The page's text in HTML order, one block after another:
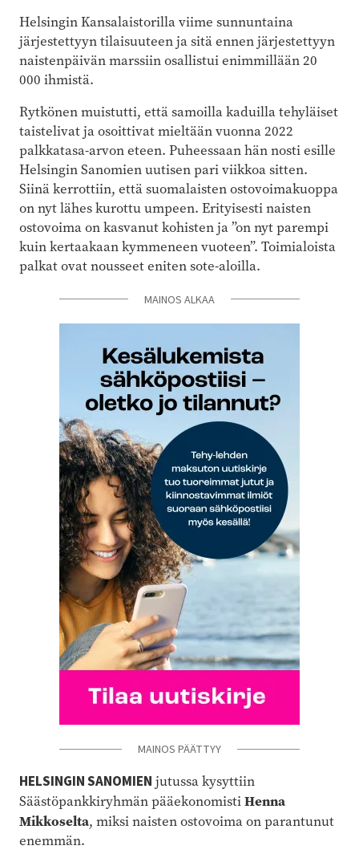
Helsingin Kansalaistorilla viime sunnuntaina
järjestettyyn tilaisuuteen ja sitä ennen järjestettyyn
naistenpäivän marssiin osallistui enimmillään 20
000 ihmistä.
Rytkönen muistutti, että samoilla kaduilla tehyläiset
taistelivat ja osoittivat mieltään vuonna 2022
palkkatasa-arvon eteen. Puheessaan hän nosti esille
Helsingin Sanomien uutisen pari viikkoa sitten.
Siinä kerrottiin, että suomalaisten ostovoimakuoppa
on nyt lähes kurottu umpeen. Erityisesti naisten
ostovoima on kasvanut kohisten ja ”on nyt parempi
kuin kertaakaan kymmeneen vuoteen”. Toimialoista
palkat ovat nousseet eniten sote-aloilla.
MAINOS ALKAA
MAINOS PÄÄTTYY
HELSINGIN SANOMIEN jutussa kysyttiin
Säästöpankkiryhmän pääekonomistiHenna
Mikkoselta, miksi naisten ostovoima on parantunut
enemmän.